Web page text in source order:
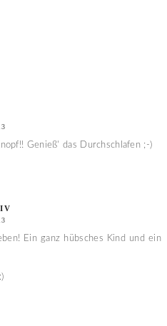
Genieß' das Durchschlafen ;-)
Ein ganz hübsches Kind und ein